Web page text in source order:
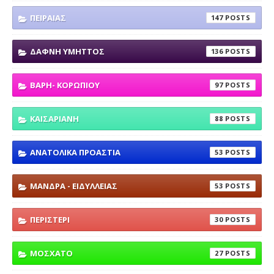
ΠΕΙΡΑΙΑΣ 147
ΔΑΦΝΗ ΥΜΗΤΤΟΣ 136
ΒΑΡΗ- ΚΟΡΩΠΙΟΥ 97
ΚΑΙΣΑΡΙΑΝΗ 88
ΑΝΑΤΟΛΙΚΑ ΠΡΟΑΣΤΙΑ 53
ΜΑΝΔΡΑ - ΕΙΔΥΛΛΕΙΑΣ 53
ΠΕΡΙΣΤΕΡΙ 30
ΜΟΣΧΑΤΟ 27